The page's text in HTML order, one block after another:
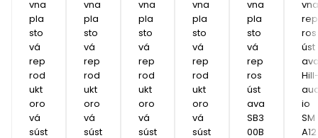
vna
pla
sto
vá
rep
rod
ukt
oro
vá
súst
vna
pla
sto
vá
rep
rod
ukt
oro
vá
súst
vna
pla
sto
vá
rep
rod
ukt
oro
vá
súst
vna
pla
sto
vá
rep
rod
ukt
oro
vá
súst
vna
pla
sto
vá
rep
ros
úst
ava
SB3
00B
vna
rep
ros
úst
io
SM
A12